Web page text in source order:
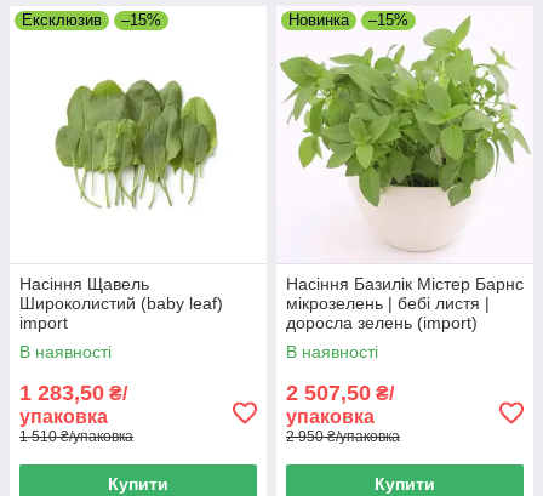
Ексклюзив –15%
Насіння Щавель
Широколистий (baby leaf)
import
В наявності
1 283,50 ₴/
упаковка
1 510 ₴/упаковка
Купити
Новинка –15%
Насіння Базилік Містер Барнс
мікрозелень | бебі листя |
доросла зелень (import)
В наявності
2 507,50 ₴/
упаковка
2 950 ₴/упаковка
Купити